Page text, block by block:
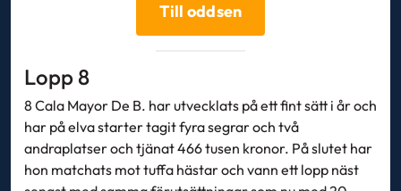
Till oddsen
Lopp 8
8 Cala Mayor De B. har utvecklats på ett fint sätt i år och
har på elva starter tagit fyra segrar och två
andraplatser och tjänat 466 tusen kronor. På slutet har
hon matchats mot tuffa hästar och vann ett lopp näst